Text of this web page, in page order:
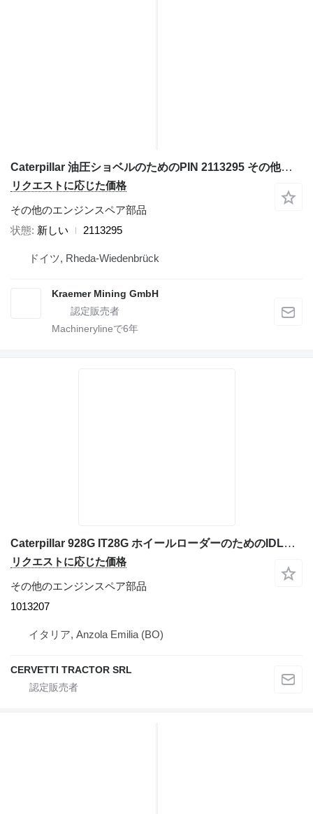
Caterpillar 油圧ショベルのためのPIN 2113295 その他のエンジンスペア部品
リクエストに応じた価格
その他のエンジンスペア部品
状態 新しい 2113295
ドイツ, Rheda-Wiedenbrück
Kraemer Mining GmbH
Machinerylineで6年
Caterpillar 928G IT28G ホイールローダーのためのIDLER SHAFT CAM Per: Caterpillar 3116 4TF62166 Misce 1013207
リクエストに応じた価格
その他のエンジンスペア部品
1013207
イタリア, Anzola Emilia (BO)
CERVETTI TRACTOR SRL